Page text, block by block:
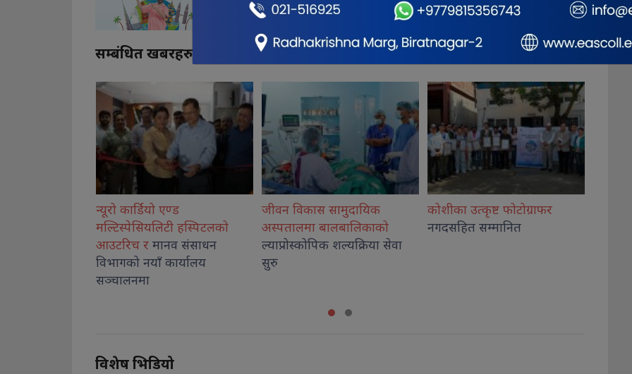
सम्बंधित खबरहरु
जीवन विकास सामुदायिक
अस्पतालमा बालबालिकाको
ल्याप्रोस्कोपिक शल्यक्रिया सेवा
सुरु
कोशीका उत्कृष्ट फोटोग्राफर
नगदसहित सम्मानित
राष्ट्रिय भेलालाई शेरबहादुर देउवाले
सम्बोधन गर्ने
विशेष भिडियो